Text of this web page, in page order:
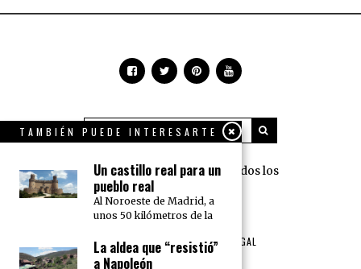
360 Grados Press © 2018 Todos los
derechos reservados.
NOSOTROS
PUBLICIDAD
TÉRMINOS DE USO Y AVISO LEGAL
POLÍTICA DE PRIVACIDAD
TAMBIÉN PUEDE INTERESARTE
Un castillo real para un
pueblo real
Al Noroeste de Madrid, a
unos 50 kilómetros de la
La aldea que “resistió”
a Napoleón